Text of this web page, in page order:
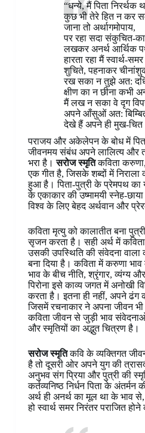
“धन्ये, मैं पिता निरर्थक
कुछ भी तेरे हित न कर
जाना तो अर्थागमोपाय,
पर रहा सदा संकुचित-
लखकर अनर्थ आर्थिक
हारता रहा मैं स्वार्थ-
शुचिते, पहनाकर
रख सका न तुझे अत:
क्षीण का न छीना कभी
मैं लख न सका वे दृग
अपने आँसुओं अत:
देखे हैं अपने ही मुख-
पराजय और अकेलेपन के बोध में
जीवनमय संबंध अपने लालित्य और
भरा है।सरोज स्मृतिकविता करुणा,
एक गीत है, जिसके शब्दों में निराला
हुआ है। पिता-पुत्री के प्रेमपथ का
के एकाकार की उष्मामयी स्नेह-
विश्व के लिए बेहद अर्थवान और
कविता मृत्यु को कालातीत बना
सृजन करता है। सही अर्थ में
उसकी उपस्थिति की संवेदना वाला
बना दिया है। कविता में करुणा
भाव के बीच नीति, श्रृंगार, व्यंग्य
पिरोना इसे काव्य जगत में अनोखी
करता है। इतना ही नहीं, अपने
जिसमें रचनाकार ने अपना जीवन भी
कविता जीवन से जुड़ी भाव
और स्मृतियों का अद्भुत चित्रण है।
सरोज स्मृतिकवि के व्यक्तिगत
है तो दूसरी ओर अपने युग की
अनुभव संग प्रिया और पुत्री की
कर्तव्यनिष्ठ निर्धन पिता के अंतर्मन
अर्थ ही अनर्थ का मूल था के भाव
हो स्वार्थ समर निरंतर पराजित होने